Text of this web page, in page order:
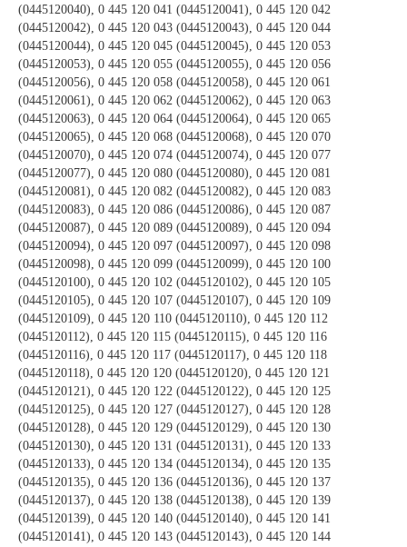
(0445120040), 0 445 120 041 (0445120041), 0 445 120 042
(0445120042), 0 445 120 043 (0445120043), 0 445 120 044
(0445120044), 0 445 120 045 (0445120045), 0 445 120 053
(0445120053), 0 445 120 055 (0445120055), 0 445 120 056
(0445120056), 0 445 120 058 (0445120058), 0 445 120 061
(0445120061), 0 445 120 062 (0445120062), 0 445 120 063
(0445120063), 0 445 120 064 (0445120064), 0 445 120 065
(0445120065), 0 445 120 068 (0445120068), 0 445 120 070
(0445120070), 0 445 120 074 (0445120074), 0 445 120 077
(0445120077), 0 445 120 080 (0445120080), 0 445 120 081
(0445120081), 0 445 120 082 (0445120082), 0 445 120 083
(0445120083), 0 445 120 086 (0445120086), 0 445 120 087
(0445120087), 0 445 120 089 (0445120089), 0 445 120 094
(0445120094), 0 445 120 097 (0445120097), 0 445 120 098
(0445120098), 0 445 120 099 (0445120099), 0 445 120 100
(0445120100), 0 445 120 102 (0445120102), 0 445 120 105
(0445120105), 0 445 120 107 (0445120107), 0 445 120 109
(0445120109), 0 445 120 110 (0445120110), 0 445 120 112
(0445120112), 0 445 120 115 (0445120115), 0 445 120 116
(0445120116), 0 445 120 117 (0445120117), 0 445 120 118
(0445120118), 0 445 120 120 (0445120120), 0 445 120 121
(0445120121), 0 445 120 122 (0445120122), 0 445 120 125
(0445120125), 0 445 120 127 (0445120127), 0 445 120 128
(0445120128), 0 445 120 129 (0445120129), 0 445 120 130
(0445120130), 0 445 120 131 (0445120131), 0 445 120 133
(0445120133), 0 445 120 134 (0445120134), 0 445 120 135
(0445120135), 0 445 120 136 (0445120136), 0 445 120 137
(0445120137), 0 445 120 138 (0445120138), 0 445 120 139
(0445120139), 0 445 120 140 (0445120140), 0 445 120 141
(0445120141), 0 445 120 143 (0445120143), 0 445 120 144